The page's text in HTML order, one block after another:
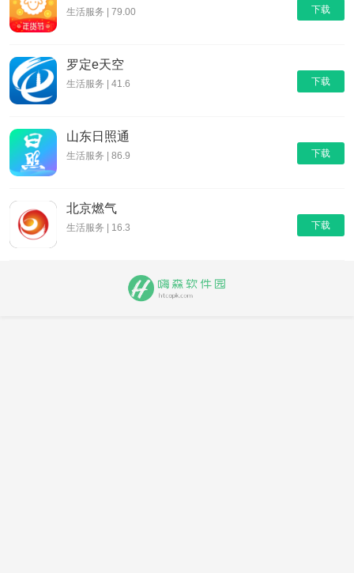
下载
生活服务 | 79.00
下载
罗定e天空
生活服务 | 41.6
下载
山东日照通
生活服务 | 86.9
下载
北京燃气
生活服务 | 16.3